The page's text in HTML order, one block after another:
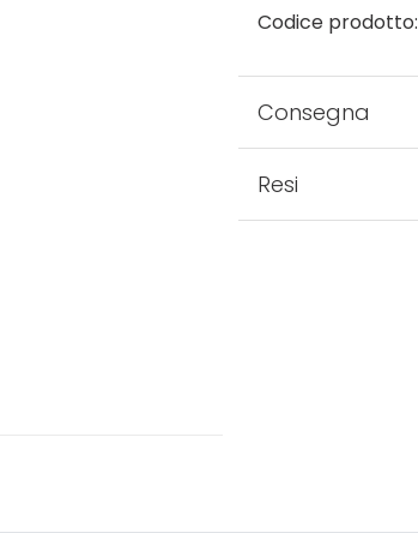
Codice prodotto:
Consegna
Resi